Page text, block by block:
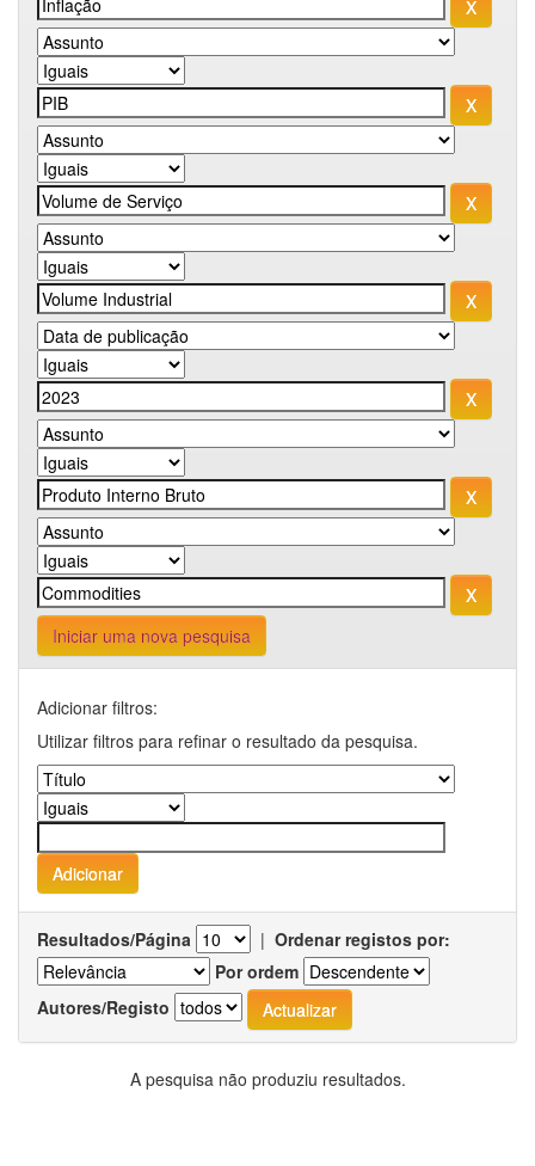
Iniciar uma nova pesquisa
Adicionar filtros:
Utilizar filtros para refinar o resultado da pesquisa.
Resultados/Página | Ordenar registos por:
Por ordem
Autores/Registo
A pesquisa não produziu resultados.